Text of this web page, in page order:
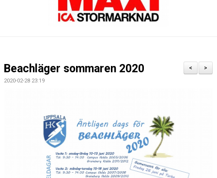
KONTAKT
PRAKTISK INFO
>
<
Beachläger sommaren 2020
2020-02-28 23:19